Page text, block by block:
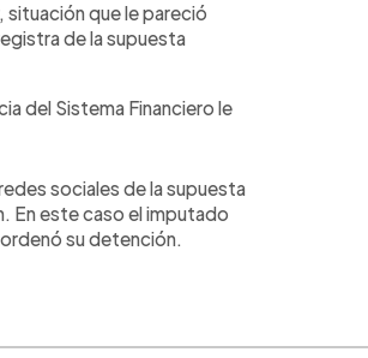
que le pareció
de la supuesta
del Sistema Financiero le
sociales de la supuesta
En este caso el imputado
su detención.